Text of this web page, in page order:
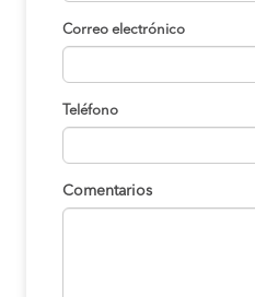
Correo electrónico
Teléfono
Comentarios